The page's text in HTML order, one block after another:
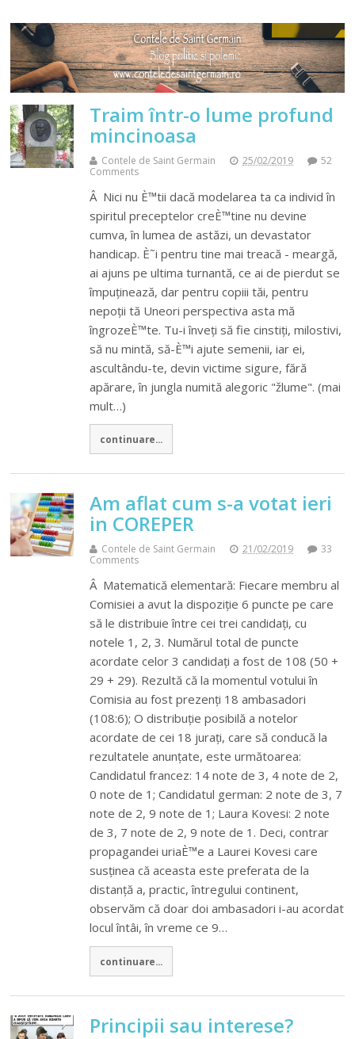
Traim într-o lume profund
mincinoasa
Contele de Saint Germain 25/02/2019
52
Comments
Â Nici nu È™tii dacă modelarea ta ca individ în
spiritul preceptelor creÈ™tine nu devine
cumva, în lumea de astăzi, un devastator
handicap. È˜i pentru tine mai treacă - meargă,
ai ajuns pe ultima turnantă, ce ai de pierdut se
împuținează, dar pentru copiii tăi, pentru
nepoții tă Uneori perspectiva asta mă
îngrozeÈ™te. Tu-i înveți să fie cinstiți, milostivi,
să nu mintă, să-È™i ajute semenii, iar ei,
ascultându-te, devin victime sigure, fără
apărare, în jungla numită alegoric "žlume". (mai
mult…)
continuare...
Am aflat cum s-a votat ieri
in COREPER
Contele de Saint Germain 21/02/2019
33
Comments
Â Matematică elementară: Fiecare membru al
Comisiei a avut la dispoziție 6 puncte pe care
să le distribuie între cei trei candidați, cu
notele 1, 2, 3. Numărul total de puncte
acordate celor 3 candidați a fost de 108 (50 +
29 + 29). Rezultă că la momentul votului în
Comisia au fost prezenți 18 ambasadori
(108:6); O distribuție posibilă a notelor
acordate de cei 18 jurați, care să conducă la
rezultatele anunțate, este următoarea:
Candidatul francez: 14 note de 3, 4 note de 2,
0 note de 1; Candidatul german: 2 note de 3, 7
note de 2, 9 note de 1; Laura Kovesi: 2 note
de 3, 7 note de 2, 9 note de 1. Deci, contrar
propagandei uriaÈ™e a Laurei Kovesi care
susținea că aceasta este preferata de la
distanță a, practic, întregului continent,
observăm că doar doi ambasadori i-au acordat
locul întâi, în vreme ce 9…
continuare...
Principii sau interese?